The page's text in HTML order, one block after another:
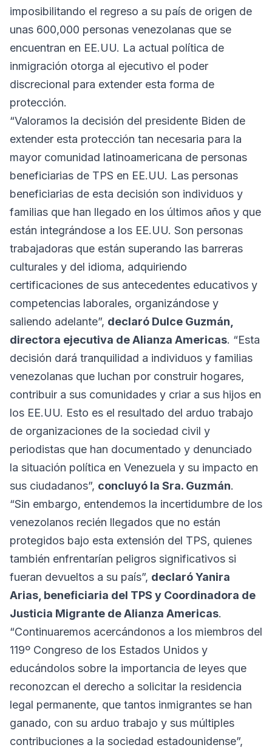
imposibilitando el regreso a su país de origen de
unas 600,000 personas venezolanas que se
encuentran en EE.UU. La actual política de
inmigración otorga al ejecutivo el poder
discrecional para extender esta forma de
protección.
“Valoramos la decisión del presidente Biden de
extender esta protección tan necesaria para la
mayor comunidad latinoamericana de personas
beneficiarias de TPS en EE.UU. Las personas
beneficiarias de esta decisión son individuos y
familias que han llegado en los últimos años y que
están integrándose a los EE.UU. Son personas
trabajadoras que están superando las barreras
culturales y del idioma, adquiriendo
certificaciones de sus antecedentes educativos y
competencias laborales, organizándose y
saliendo adelante”, declaró Dulce Guzmán,
directora ejecutiva de Alianza Americas. “Esta
decisión dará tranquilidad a individuos y familias
venezolanas que luchan por construir hogares,
contribuir a sus comunidades y criar a sus hijos en
los EE.UU. Esto es el resultado del arduo trabajo
de organizaciones de la sociedad civil y
periodistas que han documentado y denunciado
la situación política en Venezuela y su impacto en
sus ciudadanos”, concluyó la Sra. Guzmán.
“Sin embargo, entendemos la incertidumbre de los
venezolanos recién llegados que no están
protegidos bajo esta extensión del TPS, quienes
también enfrentarían peligros significativos si
fueran devueltos a su país”, declaró Yanira
Arias, beneficiaria del TPS y Coordinadora de
Justicia Migrante de Alianza Americas.
“Continuaremos acercándonos a los miembros del
119º Congreso de los Estados Unidos y
educándolos sobre la importancia de leyes que
reconozcan el derecho a solicitar la residencia
legal permanente, que tantos inmigrantes se han
ganado, con su arduo trabajo y sus múltiples
contribuciones a la sociedad estadounidense”,